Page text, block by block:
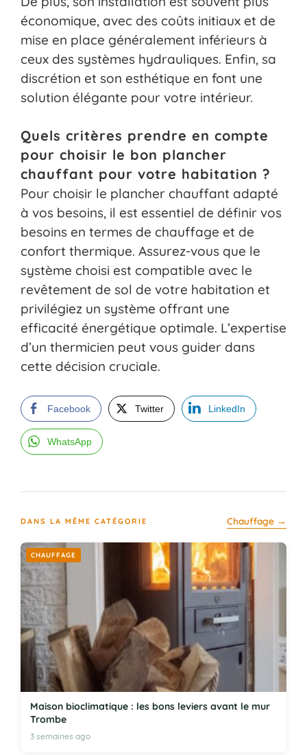
économique, avec des coûts initiaux et de
mise en place généralement inférieurs à
ceux des systèmes hydrauliques. Enfin, sa
discrétion et son esthétique en font une
solution élégante pour votre intérieur.
Quels critères prendre en compte
pour choisir le bon plancher
chauffant pour votre habitation ?
Pour choisir le plancher chauffant adapté
à vos besoins, il est essentiel de définir vos
besoins en termes de chauffage et de
confort thermique. Assurez-vous que le
système choisi est compatible avec le
revêtement de sol de votre habitation et
privilégiez un système offrant une
efficacité énergétique optimale. L’expertise
d’un thermicien peut vous guider dans
cette décision cruciale.
Facebook Twitter LinkedIn
WhatsApp
DANS LA MÊME CATÉGORIE Chauffage →
CHAUFFAGE
Maison bioclimatique : les bons leviers avant le mur
Trombe
3 semaines ago